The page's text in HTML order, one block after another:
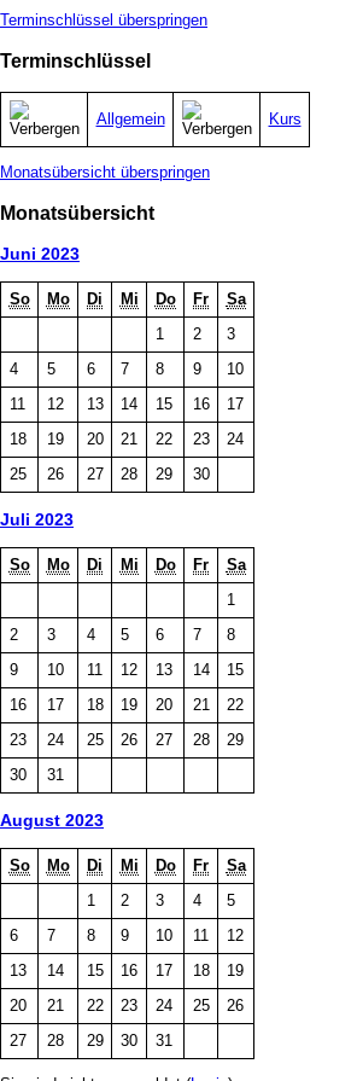
Terminschlüssel überspringen
Terminschlüssel
Allgemein Kurs
Monatsübersicht überspringen
Monatsübersicht
Juni 2023
So Mo Di Mi Do Fr
Sa
1
2
3
4
5 6 7 8 9
10
11
12 13 14 15 16
17
18
19 20 21 22 23
24
25
26 27 28 29 30
Juli 2023
So Mo Di Mi Do Fr
Sa
1
2
3 4 5 6 7
8
9
10 11 12 13 14
15
16
17 18 19 20 21
22
23
24 25 26 27 28
29
30
31
August 2023
So Mo Di Mi Do Fr
Sa
1
2 3 4
5
6
7 8 9 10 11
12
13
14 15 16 17 18
19
20
21 22 23 24 25
26
27
28 29 30 31